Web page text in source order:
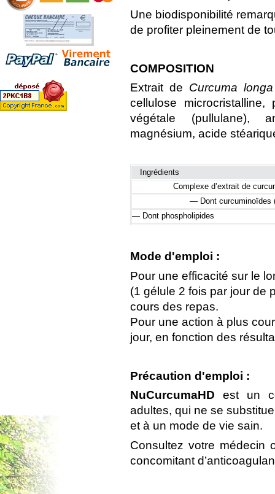
Une biodisponibilité
de profiter pleinement de
COMPOSITION
Extrait de Curcuma longa
cellulose
végétale (pullulane),
magnésium, acide
Ingrédients
Complexe d’extrait de
— Dont curcuminoïdes
— Dont phospholipides
Mode d'emploi :
Pour une efficacité sur le
(1 gélule 2 fois par jour de
cours des repas.
Pour une action à plus
jour, en fonction des
Précaution d'emploi :
NuCurcumaHD est un
adultes, qui ne se
et à un mode de vie sain.
Consultez votre médecin
concomitant